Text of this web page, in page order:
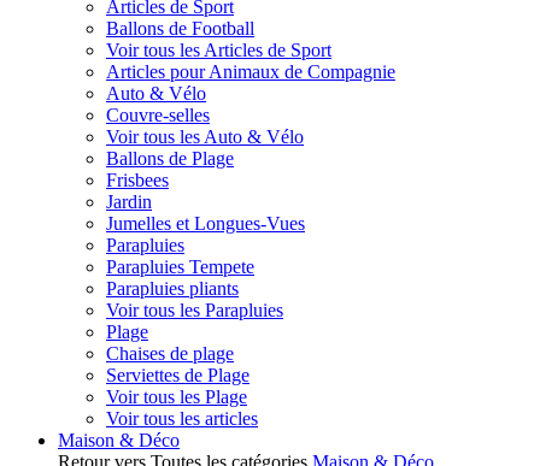
Articles de Sport
Ballons de Football
Voir tous les Articles de Sport
Articles pour Animaux de Compagnie
Auto & Vélo
Couvre-selles
Voir tous les Auto & Vélo
Ballons de Plage
Frisbees
Jardin
Jumelles et Longues-Vues
Parapluies
Parapluies Tempete
Parapluies pliants
Voir tous les Parapluies
Plage
Chaises de plage
Serviettes de Plage
Voir tous les Plage
Voir tous les articles
Maison & Déco
Retour vers Toutes les catégories Maison & Déco